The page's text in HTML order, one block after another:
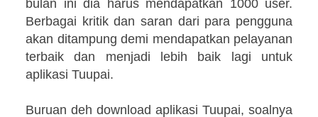
bulan ini dia harus mendapatkan 1000 user.
Berbagai kritik dan saran dari para pengguna
akan ditampung demi mendapatkan pelayanan
terbaik dan menjadi lebih baik lagi untuk
aplikasi Tuupai.
Buruan deh download aplikasi Tuupai, soalnya